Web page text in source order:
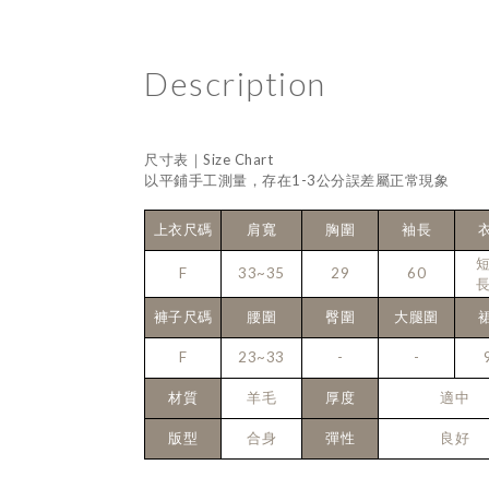
Description
尺寸表｜Size Chart
以平鋪手工測量，存在1-3公分誤差屬正常現象
上衣尺碼 肩寬 胸圍 袖長
F 33~35 29 60
褲子尺碼
腰圍 臀圍 大腿圍
F 23~33 - -
材質 羊毛 厚度 適中
版型 合身 彈性 良好